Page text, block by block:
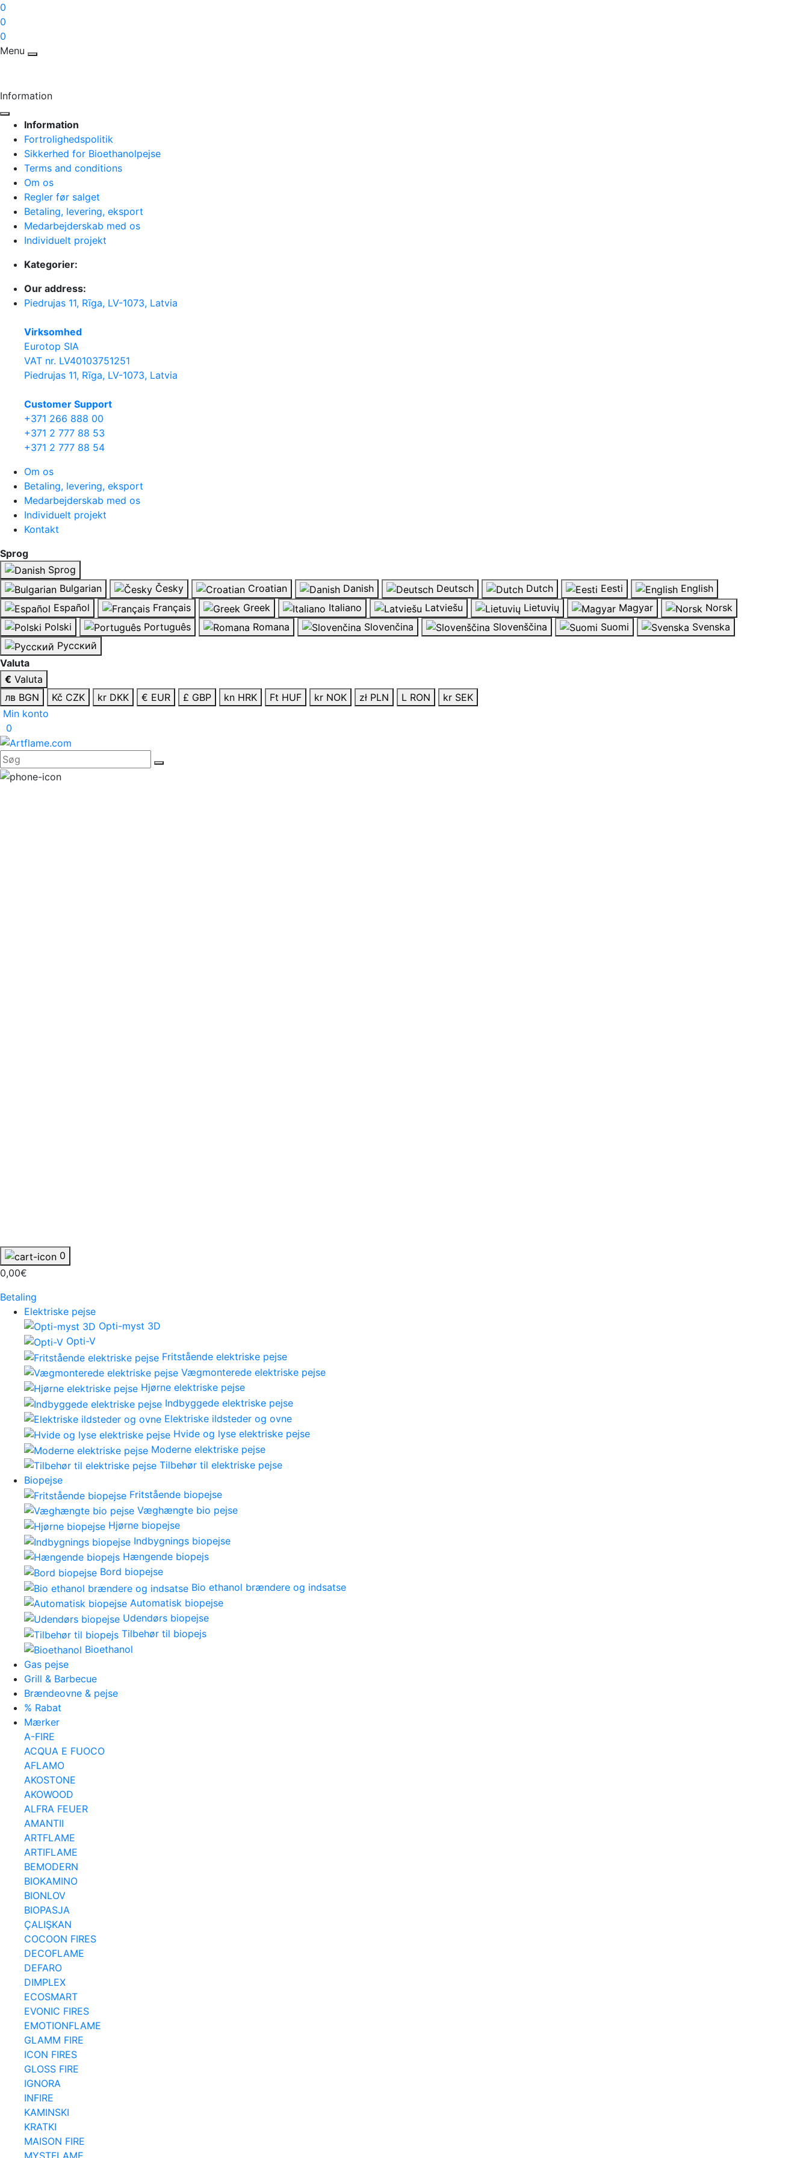
0
0
0
Menu
Information
Information
Fortrolighedspolitik
Sikkerhed for Bioethanolpejse
Terms and conditions
Om os
Regler før salget
Betaling, levering, eksport
Medarbejderskab med os
Individuelt projekt
Kategorier:
Our address:
Piedrujas 11, Rīga, LV-1073, Latvia
Virksomhed
Eurotop SIA
VAT nr. LV40103751251
Piedrujas 11, Rīga, LV-1073, Latvia
Сustomer Support
+371 266 888 00
+371 2 777 88 53
+371 2 777 88 54
Om os
Betaling, levering, eksport
Medarbejderskab med os
Individuelt projekt
Kontakt
Sprog
Sprog
Bulgarian
Česky Croatian Danish Deutsch Dutch Eesti
English
Español
Français Greek Italiano Latviešu Lietuvių Magyar
Norsk
Polski
Português Romana Slovenčina Slovenščina Suomi
Svenska
Русский
Valuta
€ Valuta
лв BGN
Kč CZK kr DKK € EUR £ GBP kn HRK Ft HUF kr NOK zł PLN L RON
kr SEK
Min konto
0
0
0,00€
Betaling
Elektriske pejse
Opti-myst 3D
Opti-V
Fritstående elektriske pejse
Vægmonterede elektriske pejse
Hjørne elektriske pejse
Indbyggede elektriske pejse
Elektriske ildsteder og ovne
Hvide og lyse elektriske pejse
Moderne elektriske pejse
Tilbehør til elektriske pejse
Biopejse
Fritstående biopejse
Væghængte bio pejse
Hjørne biopejse
Indbygnings biopejse
Hængende biopejs
Bord biopejse
Bio ethanol brændere og indsatse
Automatisk biopejse
Udendørs biopejse
Tilbehør til biopejs
Bioethanol
Gas pejse
Grill & Barbecue
Brændeovne & pejse
% Rabat
Mærker
A-FIRE
ACQUA E FUOCO
AFLAMO
AKOSTONE
AKOWOOD
ALFRA FEUER
AMANTII
ARTFLAME
ARTIFLAME
BEMODERN
BIOKAMINO
BIONLOV
BIOPASJA
ÇALIŞKAN
COCOON FIRES
DECOFLAME
DEFARO
DIMPLEX
ECOSMART
EVONIC FIRES
EMOTIONFLAME
GLAMM FIRE
ICON FIRES
GLOSS FIRE
IGNORA
INFIRE
KAMINSKI
KRATKI
MAISON FIRE